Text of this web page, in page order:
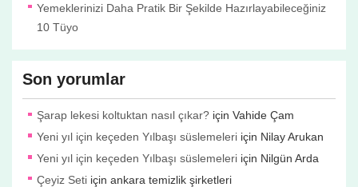
Yemeklerinizi Daha Pratik Bir Şekilde Hazırlayabileceğiniz
10 Tüyo
Son yorumlar
Şarap lekesi koltuktan nasıl çıkar? içinVahide Çam
Yeni yıl için keçeden Yılbaşı süslemeleri için Nilay Arukan
Yeni yıl için keçeden Yılbaşı süslemeleri için Nilgün Arda
Çeyiz Seti içinankara temizlik şirketleri